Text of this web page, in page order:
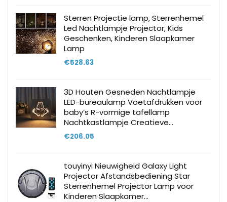
Sterren Projectie lamp, Sterrenhemel
Led Nachtlampje Projector, Kids
Geschenken, Kinderen Slaapkamer
Lamp
€528.63
3D Houten Gesneden Nachtlampje
LED-bureaulamp Voetafdrukken voor
baby’s R-vormige tafellamp
Nachtkastlampje Creatieve…
€206.05
touyinyi Nieuwigheid Galaxy Light
Projector Afstandsbediening Star
Sterrenhemel Projector Lamp voor
Kinderen Slaapkamer…